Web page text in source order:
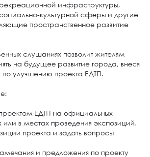
инфраструктуры,
культурной сферы и другие
пространственное развитие
слушаниях позволит жителям
на будущее развитие города, внеся
улучшению проекта ЕДТП.
ЕДТП на официальных
или в местах проведения экспозиций.
проекта и задать вопросы
и предложения по проекту